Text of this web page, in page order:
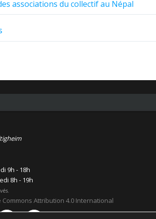
associations du collectif au Népal
9h - 18h
8h - 19h
Commons Attribution 4.0 International